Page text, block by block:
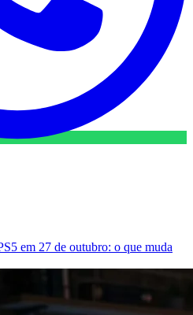
em 27 de outubro: o que muda